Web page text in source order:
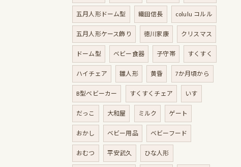
五月人形ドーム型
織田信長
colulu コルル
五月人形ケース飾り
徳川家康
クリスマス
ドーム型
ベビー食器 子守帯
すくすく
ハイチェア
雛人形 黄昏
7か月頃から
B型ベビーカー
すくすくチェア
いす
だっこ
大和屋 ミルク
ゲート
おかし
ベビー用品
ベビーフード
おむつ
平安武久
ひな人形